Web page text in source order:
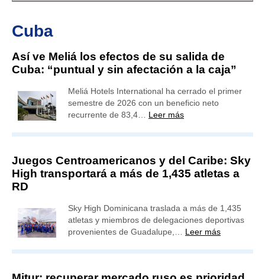
Cuba
Así ve Meliá los efectos de su salida de
Cuba: “puntual y sin afectación a la caja”
Meliá Hotels International ha cerrado el primer
semestre de 2026 con un beneficio neto
recurrente de 83,4… Leer más
Juegos Centroamericanos y del Caribe: Sky
High transportará a más de 1,435 atletas a
RD
Sky High Dominicana traslada a más de 1,435
atletas y miembros de delegaciones deportivas
provenientes de Guadalupe,… Leer más